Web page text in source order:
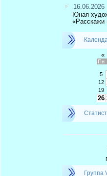
16.06.2026
Юная
«Расскажи
«
Пн
5
12
19
26
Группа